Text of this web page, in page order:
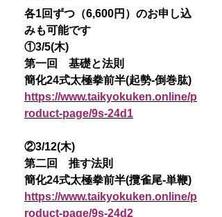
各1回ずつ（6,600円）のお申し込
みも可能です
①3/5(木)
第一回 基礎と法則
簡化24式太極拳前半(起勢-倒巻肱)
https://www.taikyokuken.online/p
roduct-page/9s-24d1
②3/12(木)
第二回 推す法則
簡化24式太極拳前半(攬雀尾-単鞭)
https://www.taikyokuken.online/p
roduct-page/9s-24d2